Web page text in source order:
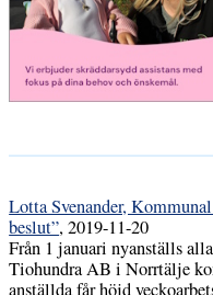
Lotta Svenander,
beslut”, 2019-11-20
Från 1 januari nyanställs
Tiohundra AB i Norrtälje
anställda får höjd